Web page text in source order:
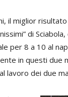
il miglior
di
per 8 a 10 al
in questi due
dei due